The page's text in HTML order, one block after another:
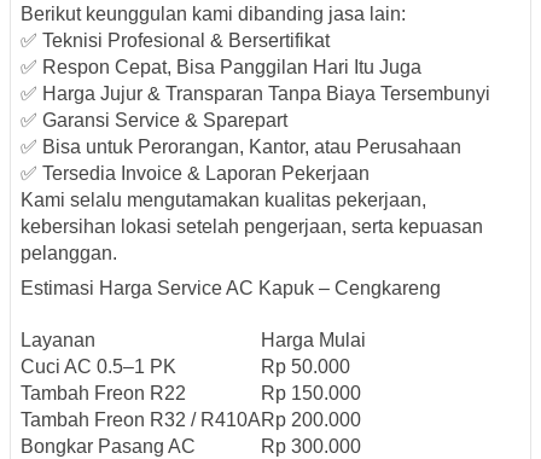
Berikut keunggulan kami dibanding jasa lain:
✅ Teknisi Profesional & Bersertifikat
✅ Respon Cepat, Bisa Panggilan Hari Itu Juga
✅ Harga Jujur & Transparan Tanpa Biaya Tersembunyi
✅ Garansi Service & Sparepart
✅ Bisa untuk Perorangan, Kantor, atau Perusahaan
✅ Tersedia Invoice & Laporan Pekerjaan
Kami selalu mengutamakan kualitas pekerjaan,
kebersihan lokasi setelah pengerjaan, serta kepuasan
pelanggan.
Estimasi Harga Service AC Kapuk – Cengkareng
Layanan
Harga Mulai
Cuci AC 0.5–1 PK
Rp 50.000
Tambah Freon R22
Rp 150.000
Tambah Freon R32 / R410ARp 200.000
Bongkar Pasang AC
Rp 300.000